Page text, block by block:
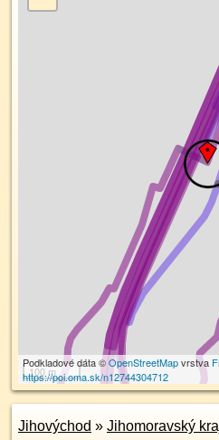
100 m
Podkladové dáta ©OpenStreetMapvrstva
https://poi.oma.sk/n12744304712
Jihovýchod » Jihomoravský